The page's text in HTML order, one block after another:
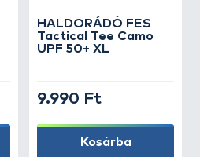
HALDORÁDÓ FES
Tactical Tee Camo
UPF 50+ XL
9.990 Ft
Kosárba